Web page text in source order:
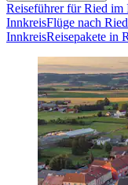
Reiseführer für Ried im
InnkreisFlüge nach
InnkreisReisepakete in